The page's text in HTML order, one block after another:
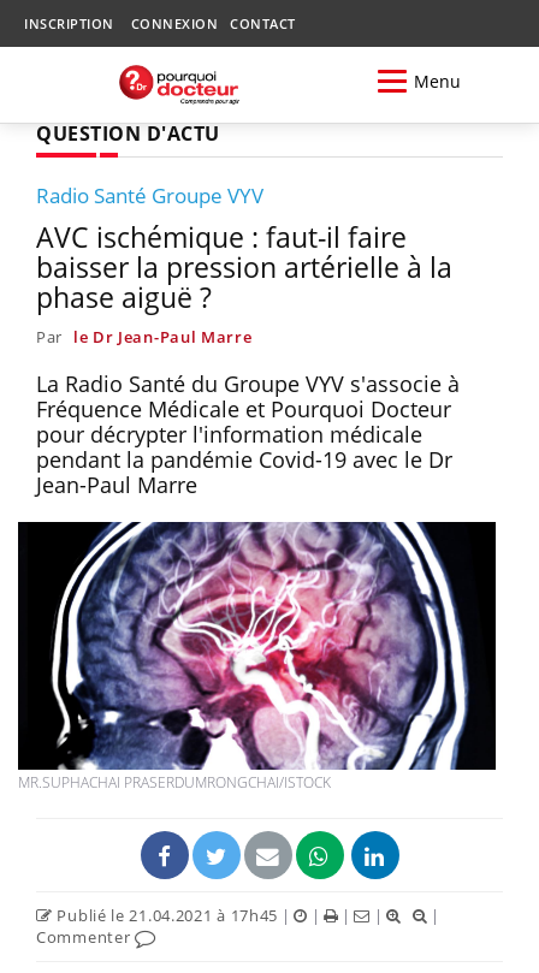
INSCRIPTION CONNEXION CONTACT
Menu
QUESTION D'ACTU
Radio Santé Groupe VYV
AVC ischémique : faut-il faire
baisser la pression artérielle à la
phase aiguë ?
Par le Dr Jean-Paul Marre
La Radio Santé du Groupe VYV s'associe à
Fréquence Médicale et Pourquoi Docteur
pour décrypter l'information médicale
pendant la pandémie Covid-19 avec le Dr
Jean-Paul Marre
MR.SUPHACHAI PRASERDUMRONGCHAI/ISTOCK
Publié le 21.04.2021 à 17h45 | | | |
|
Commenter